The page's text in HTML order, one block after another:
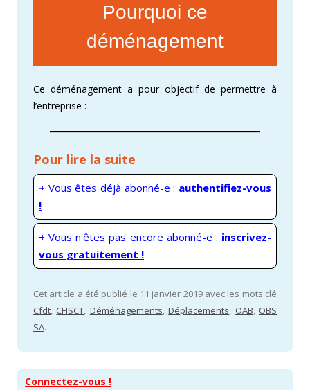
Pourquoi ce
déménagement
Ce déménagement a pour objectif de permettre à
l’entreprise :
Pour lire la suite
+ Vous êtes déjà abonné-e : authentifiez-vous
!
+ Vous n'êtes pas encore abonné-e : inscrivez-
vous gratuitement !
Cet article a été publié le 11 janvier 2019 avec les mots clé
Cfdt, CHSCT, Déménagements,Déplacements, OAB, OBS
SA.
Connectez-vous !